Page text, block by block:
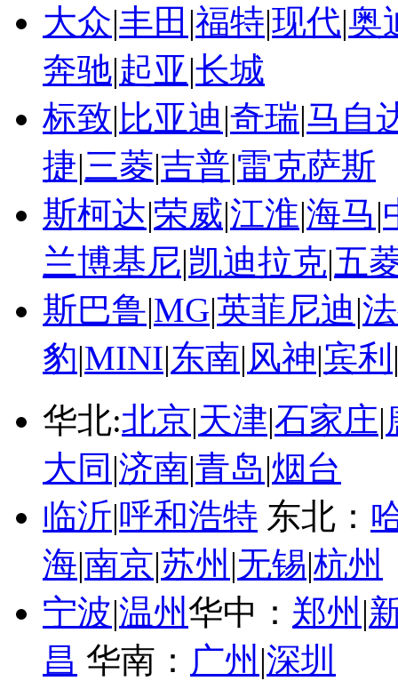
大众|丰田 |福特|现代|奥
奔驰|起亚|长城
标致| 比亚迪|奇瑞|马自
捷|三菱|吉普|雷克萨斯
斯柯达|荣威|江淮|海马|
兰博基尼|凯迪拉克|五
斯巴鲁|MG|英菲尼迪|
豹|MINI|东南|风神|宾利
华北:北京|天津|石家庄|
大同 |济南|青岛|烟台
临沂|呼和浩特 东北：
海|南京|苏州 |无锡|杭州
宁波|温州华中： 郑州 |
昌 华南： 广州 |深圳